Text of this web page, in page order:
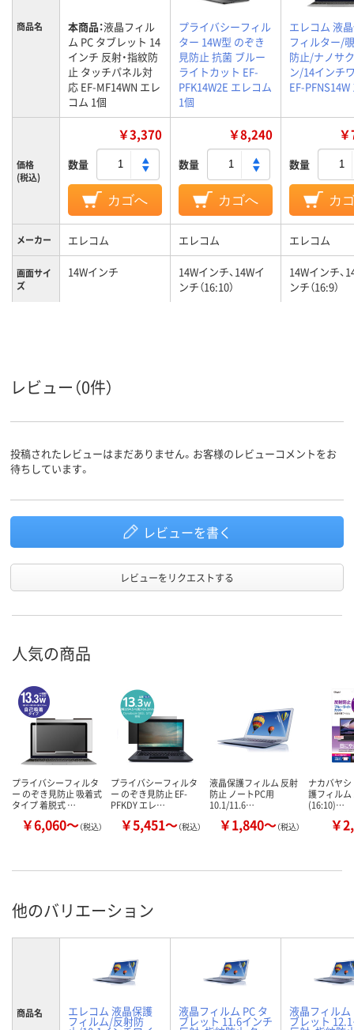
商品名 本商品：液晶フィル
ム PC タブレット 14
インチ 反射・指紋防
止 タッチパネル対
応 EF-MF14WN エレ
コム 1個
プライバシーフィル
ター 14W型 のぞき
見防止 抗菌 ブルー
ライトカット EF-
PFK14W2E エレコム
1個
エレコム 液
フィルター/
防止/ナノサ
ン/14インチ
EF-PFNS14W
価格
(税込)
￥3,370
数量
カゴへ
￥8,240
数量
カゴへ
数量
カ
メーカー エレコム エレコム エレコム
画面サイ
ズ
14Wインチ
14Wインチ、14Wイ
ンチ（16:10）
14Wインチ、
ンチ（16:9）
レビュー（0件）
投稿されたレビューはまだありません。お客様のレビューコメントをお
待ちしています。
レビューを書く
レビューをリクエストする
人気の商品
プライバシーフィルタ
ー のぞき見防止 吸着式
タイプ 着脱式 …
￥6,060～（税込）
プライバシーフィルタ
ー のぞき見防止 EF-
PFKDY エレ…
￥5,451～（税込）
液晶保護フィルム 反射
防止 ノートPC用
10.1/11.6…
￥1,840～（税込）
ナカバヤシ
護フィルム
(16:10)…
￥
他のバリエーション
商品名 エレコム 液晶保護
フィルム/反射防
液晶フィルム PC タ
ブレット 11.6インチ
液晶フィルム
ブレット